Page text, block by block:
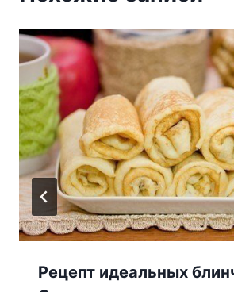
Pецепт идeальныx